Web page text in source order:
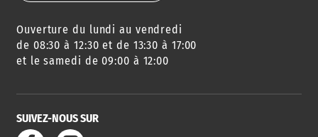
Ouverture du lundi au vendredi
de 08:30 à 12:30 et de 13:30 à 17:00
et le samedi de 09:00 à 12:00
SUIVEZ-NOUS SUR